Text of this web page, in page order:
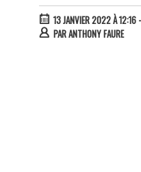
13 JANVIER 2022 À 12:16-
PARANTHONY FAURE